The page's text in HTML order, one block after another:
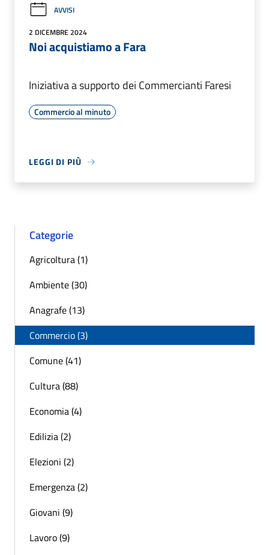
AVVISI
2 DICEMBRE 2024
Noi acquistiamo a Fara
Iniziativa a supporto dei Commercianti Faresi
Commercio al minuto
LEGGI DI PIÙ
Categorie
Agricoltura (1)
Ambiente (30)
Anagrafe (13)
Commercio (3)
Comune (41)
Cultura (88)
Economia (4)
Edilizia (2)
Elezioni (2)
Emergenza (2)
Giovani (9)
Lavoro (9)